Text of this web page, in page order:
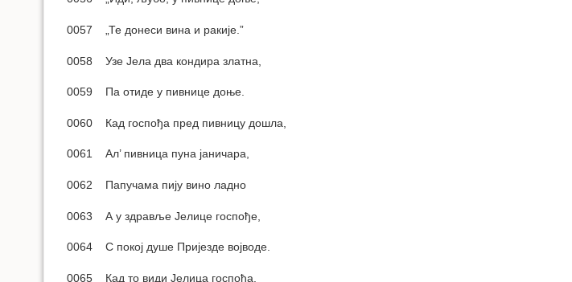
0057 „Те донеси вина и ракије.”
0058 Узе Јела два кондира златна,
0059 Па отиде у пивнице доње.
0060 Кад госпођа пред пивницу дошла,
0061 Ал’ пивница пуна јаничара,
0062 Папучама пију вино ладно
0063 А у здравље Јелице госпође,
0064 С покој душе Пријезде војводе.
0065 Кад то види Јелица госпођа,